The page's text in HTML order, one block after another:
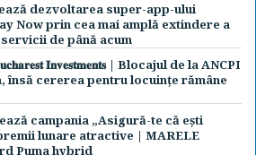
dezvoltarea super-app-ului
Now prin cea mai amplă extindere a
de până acum
𝐈𝐧𝐯𝐞𝐬𝐭𝐦𝐞𝐧𝐭𝐬 | Blocajul de la ANCPI
însă cererea pentru locuințe rămâne
campania „Asigură-te că ești
lunare atractive | MARELE
Puma hybrid